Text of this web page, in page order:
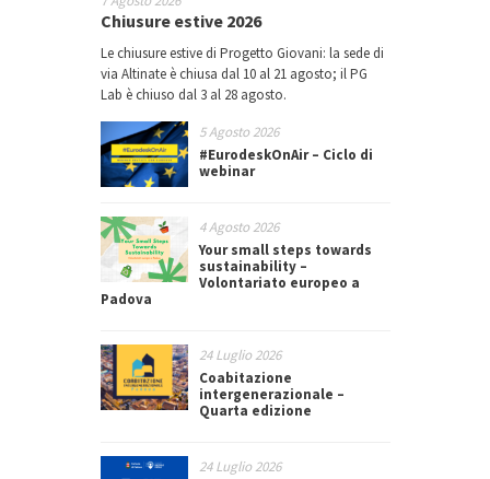
Chiusure estive 2026
Le chiusure estive di Progetto Giovani: la sede di
via Altinate è chiusa dal 10 al 21 agosto; il PG
Lab è chiuso dal 3 al 28 agosto.
5 Agosto 2026
#EurodeskOnAir – Ciclo di
webinar
4 Agosto 2026
Your small steps towards
sustainability –
Volontariato europeo a
Padova
24 Luglio 2026
Coabitazione
intergenerazionale –
Quarta edizione
24 Luglio 2026